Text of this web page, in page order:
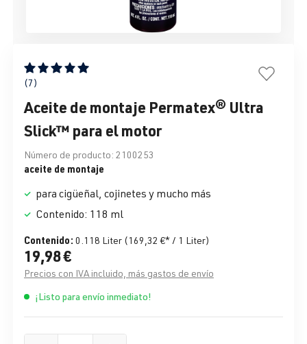
Calificación promedio de 5 de 5 estrellas
(7)
Aceite de montaje Permatex® Ultra
Slick™ para el motor
Número de producto: 2100253
aceite de montaje
para cigüeñal, cojinetes y mucho más
Contenido: 118 ml
Contenido: 0.118 Liter (169,32 €* / 1 Liter)
19,98 €
Precios con IVA incluido, más gastos de envío
¡Listo para envío inmediato!